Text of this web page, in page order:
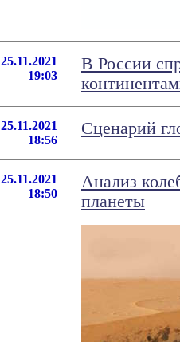
25.11.2021
19:03
В России
25.11.2021
18:56
Сценарий
25.11.2021
18:50
Анализ
планеты